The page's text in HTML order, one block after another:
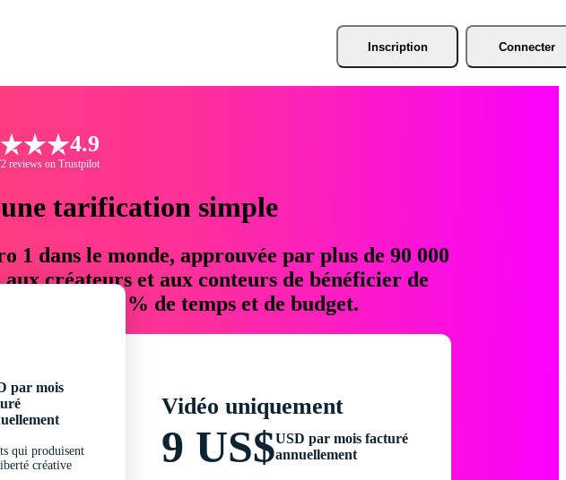
Inscription Connecter
4.9
reviews on Trustpilot
tarification simple
1 dans le monde, approuvée par plus de 90 000
créateurs et aux conteurs de bénéficier de
jusqu'à 76 % de temps et de budget.
par mois
qui produisent
créative
Vidéo uniquement
9 US$USD par mois facturé
annuellement